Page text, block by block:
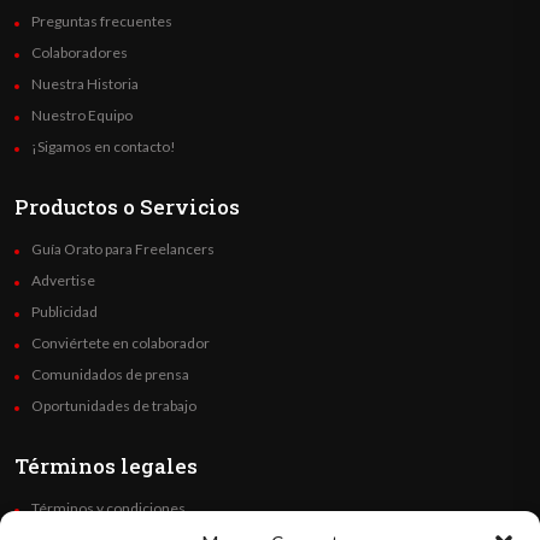
Preguntas frecuentes
Colaboradores
Nuestra Historia
Nuestro Equipo
¡Sigamos en contacto!
Productos o Servicios
Guía Orato para Freelancers
Advertise
Publicidad
Conviértete en colaborador
Comunidados de prensa
Oportunidades de trabajo
Términos legales
Términos y condiciones